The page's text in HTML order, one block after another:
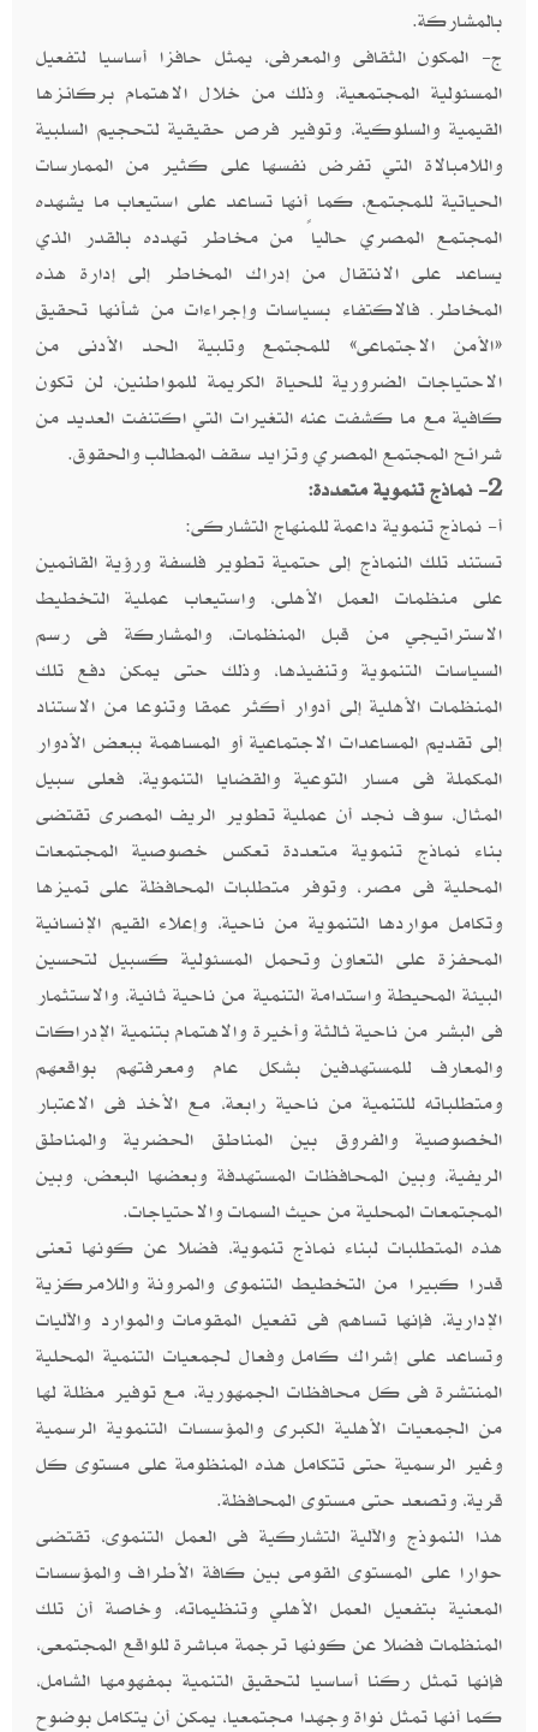
بالمشاركة.
ج- المكون الثقافى والمعرفى، يمثل حافزا أساسيا لتفعيل
المسئولية المجتمعية، وذلك من خلال الاهتمام بركائزها
القيمية والسلوكية، وتوفير فرص حقيقية لتحجيم السلبية
واللامبالاة التي تفرض نفسها على كثير من الممارسات
الحياتية للمجتمع، كما أنها تساعد على استيعاب ما يشهده
المجتمع المصري حالياً من مخاطر تهدده بالقدر الذي
يساعد على الانتقال من إدراك المخاطر إلى إدارة هذه
المخاطر. فالاكتفاء بسياسات وإجراءات من شأنها تحقيق
«الأمن الاجتماعى» للمجتمع وتلبية الحد الأدنى من
الاحتياجات الضرورية للحياة الكريمة للمواطنين، لن تكون
كافية مع ما كشفت عنه التغيرات التي اكتنفت العديد من
شرائح المجتمع المصري وتزايد سقف المطالب والحقوق.
2- نماذج تنموية متعددة:
أ- نماذج تنموية داعمة للمنهاج التشاركى:
تستند تلك النماذج إلى حتمية تطوير فلسفة ورؤية القائمين
على منظمات العمل الأهلى، واستيعاب عملية التخطيط
الاستراتيجي من قبل المنظمات، والمشاركة فى رسم
السياسات التنموية وتنفيذها، وذلك حتى يمكن دفع تلك
المنظمات الأهلية إلى أدوار أكثر عمقا وتنوعا من الاستناد
إلى تقديم المساعدات الاجتماعية أو المساهمة ببعض الأدوار
المكملة فى مسار التوعية والقضايا التنموية، فعلى سبيل
المثال، سوف نجد أن عملية تطوير الريف المصرى تقتضى
بناء نماذج تنموية متعددة تعكس خصوصية المجتمعات
المحلية فى مصر، وتوفر متطلبات المحافظة على تميزها
وتكامل مواردها التنموية من ناحية، وإعلاء القيم الإنسانية
المحفزة على التعاون وتحمل المسئولية كسبيل لتحسين
البيئة المحيطة واستدامة التنمية من ناحية ثانية، والاستثمار
فى البشر من ناحية ثالثة وأخيرة والاهتمام بتنمية الإدراكات
والمعارف للمستهدفين بشكل عام ومعرفتهم بواقعهم
ومتطلباته للتنمية من ناحية رابعة، مع الأخذ فى الاعتبار
الخصوصية والفروق بين المناطق الحضرية والمناطق
الريفية، وبين المحافظات المستهدفة وبعضها البعض، وبين
المجتمعات المحلية من حيث السمات والاحتياجات.
هذه المتطلبات لبناء نماذج تنموية، فضلا عن كونها تعنى
قدرا كبيرا من التخطيط التنموى والمرونة واللامركزية
الإدارية، فإنها تساهم فى تفعيل المقومات والموارد والآليات
وتساعد على إشراك كامل وفعال لجمعيات التنمية المحلية
المنتشرة فى كل محافظات الجمهورية، مع توفير مظلة لها
من الجمعيات الأهلية الكبرى والمؤسسات التنموية الرسمية
وغير الرسمية حتى تتكامل هذه المنظومة على مستوى كل
قرية، وتصعد حتى مستوى المحافظة.
هذا النموذج والآلية التشاركية فى العمل التنموى، تقتضى
حوارا على المستوى القومى بين كافة الأطراف والمؤسسات
المعنية بتفعيل العمل الأهلي وتنظيماته، وخاصة أن تلك
المنظمات فضلا عن كونها ترجمة مباشرة للواقع المجتمعى،
فإنها تمثل ركنا أساسيا لتحقيق التنمية بمفهومها الشامل،
كما أنها تمثل نواة وجهدا مجتمعيا، يمكن أن يتكامل بوضوح